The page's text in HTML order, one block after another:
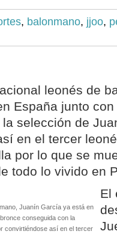
, balonmano, jjoo,
leonés de
España junto
selección de
en el tercer
por lo que se
todo lo vivido en
Juanín García ya está en
conseguida con la
convirtiéndose así en el tercer
El